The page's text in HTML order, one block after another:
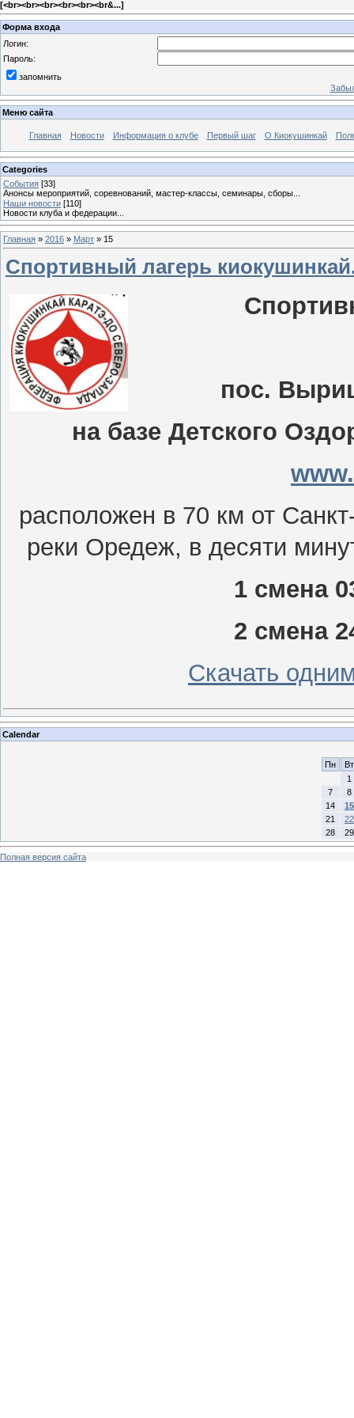
[<br><br><br><br><br><br&...]
Форма входа
Логин:
Пароль:
запомнить
Меню сайта
Главная Новости Информация о клубе Первый шаг О Киокушинкай
Categories
События [33]
Анонсы мероприятий, соревнований, мастер-классы, семинары, сборы...
Наши новости [110]
Новости клуба и федерации...
Главная » 2016 » Март » 15
Спортивный лагерь
пос.
на базе Детского
расположен в 70 км от
реки Оредеж, в десяти
1 смена
2 смена
Скачать
Calendar
Пн
Вт
1
7
8
14
15
21
22
28
29
Полная версия сайта